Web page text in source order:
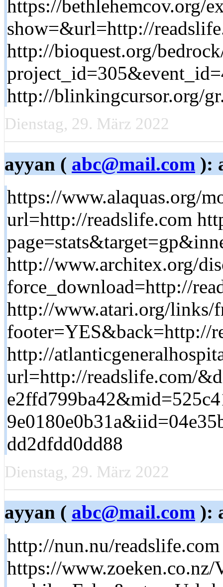
https://bethlehemcov.org/
show=&url=http://
http://bioquest.org/
http://blinkingcursor.org/
Dienstag, 29. März 2022
ayyan ( abc@mail.com ):
https://www.alaquas.org/
url=http://readslife.com
http://www.architex.org/
force_download=http://
http://www.atari.org/links/
footer=YES&back=http://
http://
url=http://readslife.com/
dd2dfdd0dd88
Dienstag, 29. März 2022
ayyan ( abc@mail.com ):
http://nun.nu/readslife.com
https://